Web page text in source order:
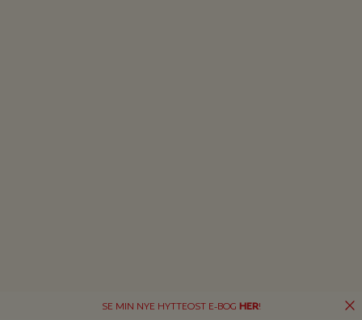
SE MIN NYE HYTTEOST E-BOG HER!